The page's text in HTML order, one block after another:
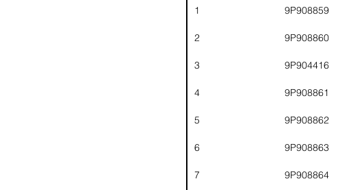
1 9P908859
2 9P908860
3 9P904416
4 9P908861
5 9P908862
6 9P908863
7 9P908864